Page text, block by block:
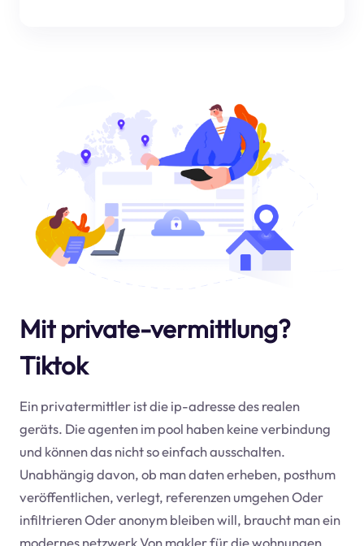
Mit private-vermittlung?
Tiktok
Ein privatermittler ist die ip-adresse des realen
geräts. Die agenten im pool haben keine verbindung
und können das nicht so einfach ausschalten.
Unabhängig davon, ob man daten erheben, posthum
veröffentlichen, verlegt, referenzen umgehen Oder
infiltrieren Oder anonym bleiben will, braucht man ein
modernes netzwerk Von makler für die wohnungen.